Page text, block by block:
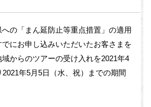
の「まん延防止等重点措置」の適用
にお申し込みいただいたお客さまを
からのツアーの受け入れを2021年4
2021年5月5日（水、祝）までの期間